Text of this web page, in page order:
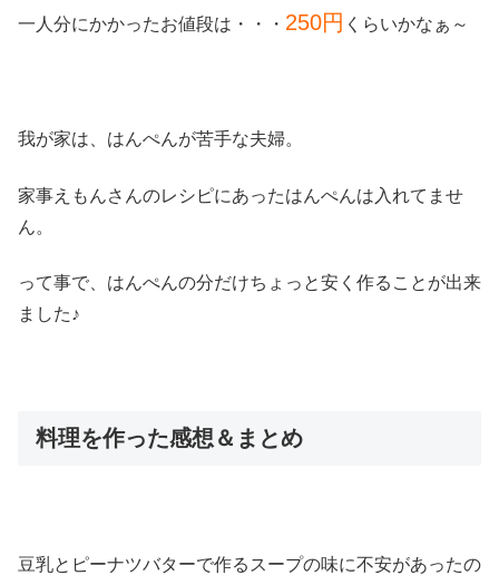
一人分にかかったお値段は・・・ 250円 くらいかなぁ～
我が家は、はんぺんが苦手な夫婦。
家事えもんさんのレシピにあったはんぺんは入れてませ
ん。
って事で、はんぺんの分だけちょっと安く作ることが出来
ました♪
料理を作った感想＆まとめ
豆乳とピーナツバターで作るスープの味に不安があったの